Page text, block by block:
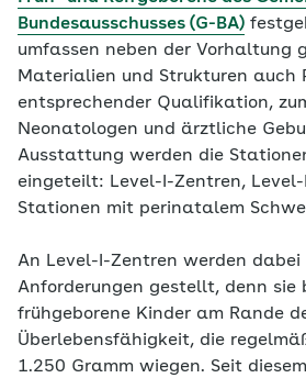
Bundesausschusses (G-BA)
umfassen neben der Vorhaltung
Materialien und Strukturen auch
entsprechender Qualifikation,
Neonatologen und ärztliche
Ausstattung werden die
eingeteilt: Level-I-Zentren,
Stationen mit perinatalem
An Level-I-Zentren werden dabei
Anforderungen gestellt, denn sie
frühgeborene Kinder am Rande
Überlebensfähigkeit, die
1.250 Gramm wiegen. Seit